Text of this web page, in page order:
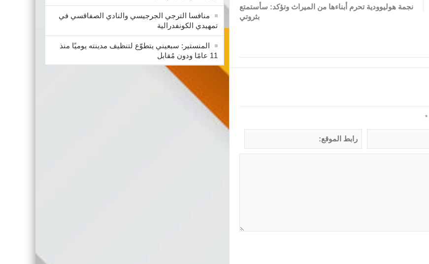
نجمة هوليوودية تحرم أبناءها من الميراث وتؤكد: سأستمتع
بثروتي
*
منافسا الترجي الجرجيسي والنادي الصفاقسي في
تمهيدي الكونفدرالية
المنستير: سبعيني يتطوّع لتنظيف مدينته يوميًا منذ
11 عامًا ودون مُقابل